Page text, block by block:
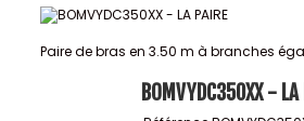
Paire de bras en 3.50 m à branches
BOMVYDC350XX - LA